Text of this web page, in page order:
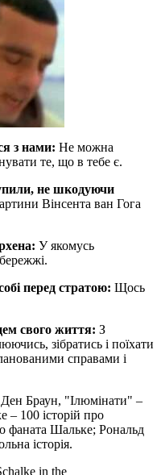
з нами: Не можна
те, що в тебе є.
не шкодуючи
Вінсента ван Гога
У якомусь
перед стратою: Щось
свого життя: З
зібратись і поїхати
справами і
Ден Браун, "Ілюмінати" –
– 100 історій про
фаната Шальке; Рональд
історія.
in the